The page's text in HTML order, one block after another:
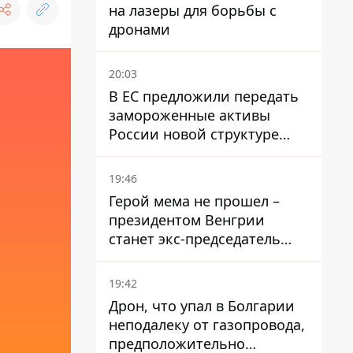
на лазеры для борьбы с
дронами
20:03
В ЕС предложили передать
замороженные активы
России новой структуре
блока
19:46
Герой мема не прошел –
президентом Венгрии
станет экс-председатель
Верховного Суда, которого
критиковал Орбан.
19:42
Дрон, что упал в Болгарии
неподалеку от газопровода,
предположительно